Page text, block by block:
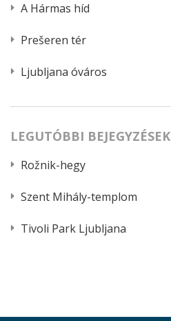
A Hármas híd
Prešeren tér
Ljubljana óváros
LEGUTÓBBI BEJEGYZÉSEK
Rožnik-hegy
Szent Mihály-templom
Tivoli Park Ljubljana